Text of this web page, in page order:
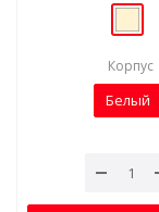
Корпус
Белый